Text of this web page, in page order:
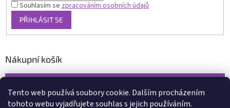
Tento web používá soubory cookie. Dalším procházením
tohoto webu vyjadřujete souhlas s jejich používáním.
Souhlasím sezpracováním osobních údajů
PŘIHLÁSIT SE
Nákupní košík